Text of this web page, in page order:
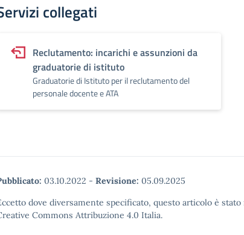
collegati
Reclutamento: incarichi e assunzioni da
graduatorie di istituto
Graduatorie di Istituto per il reclutamento del
personale docente e ATA
03.10.2022 - Revisione: 05.09.2025
dove diversamente specificato, questo articolo è
Commons Attribuzione 4.0 Italia.